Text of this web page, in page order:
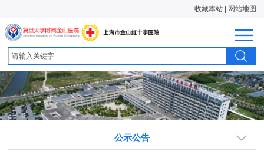
收藏本站 网站地图
公示公告